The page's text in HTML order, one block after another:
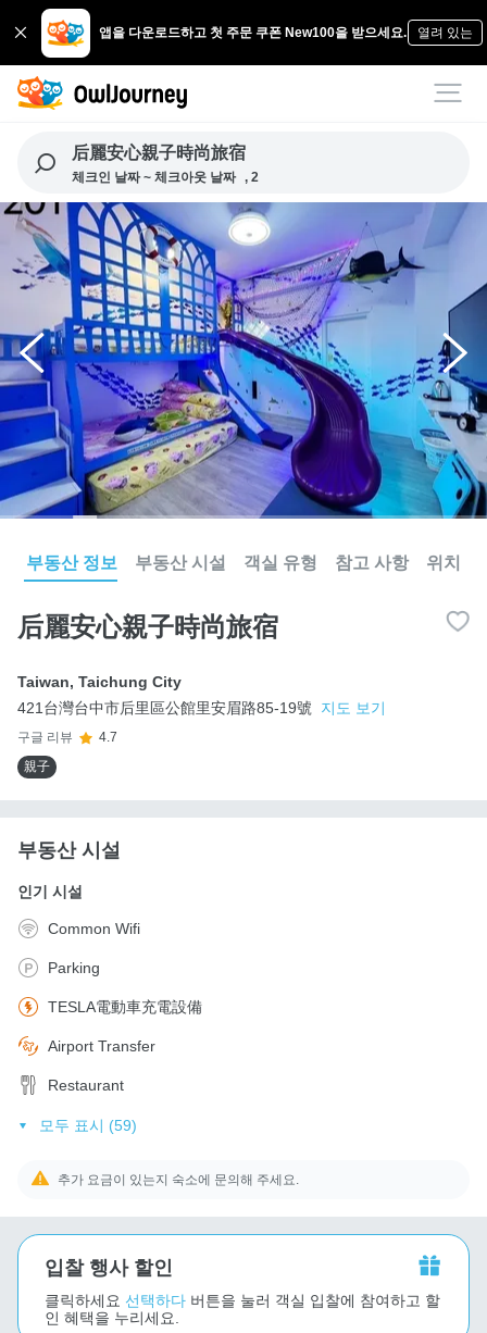
앱을 다운로드하고 첫 주문 쿠폰 New100을 받으세요. 열려 있는
后麗安心親子時尚旅宿
체크인 날짜 ~ 체크아웃 날짜 , 2
부동산 정보 부동산 시설 객실 유형 참고 사항 위치
后麗安心親子時尚旅宿
Taiwan, Taichung City
421台灣台中市后里區公館里安眉路85-19號
지도 보기
구글 리뷰
4.7
親子
부동산 시설
인기 시설
Common Wifi
Parking
TESLA電動車充電設備
Airport Transfer
Restaurant
모두 표시 (59)
추가 요금이 있는지 숙소에 문의해 주세요.
입찰 행사 할인
클릭하세요 선택하다 버튼을 눌러 객실 입찰에 참여하고 할
인 혜택을 누리세요.